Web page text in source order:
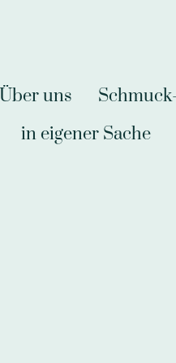
Über uns
in eigener Sache